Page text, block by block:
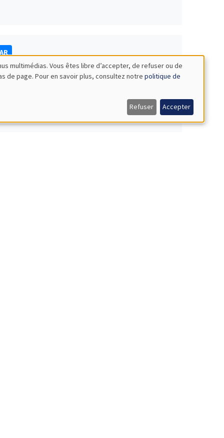
multimédias. Vous êtes libre d’accepter, de refuser ou de
de page. Pour en savoir plus, consultez notre politique de
Refuser Accepter